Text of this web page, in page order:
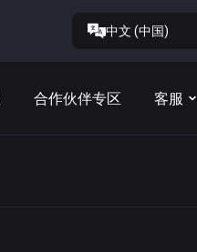
中文 (中国)
合作伙伴专区 客服